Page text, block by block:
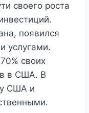
своего роста
появился
услугами.
своих
в США. В
США и